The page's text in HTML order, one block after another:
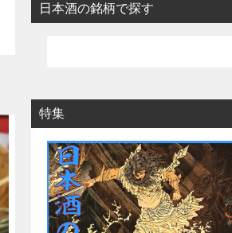
日本酒の銘柄で探す
特集